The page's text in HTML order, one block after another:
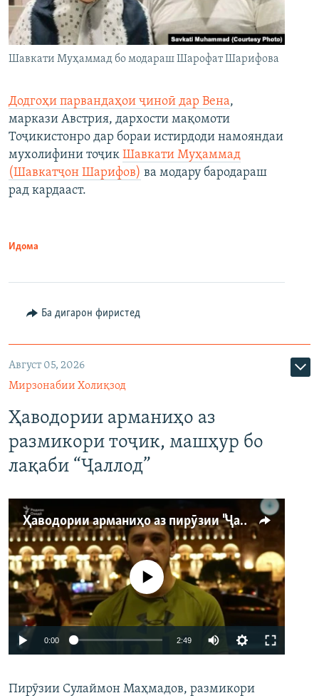
Шавкати Муҳаммад бо модараш Шарофат Шарифова
Додгоҳи парвандаҳои ҷиноӣ дар Вена,
маркази Австрия, дархости мақомоти
Тоҷикистонро дар бораи истирдоди намояндаи
мухолифини тоҷик Шавкати Муҳаммад
(Шавкатҷон Шарифов) ва модару бародараш
рад кардааст.
Идома
Ба дигарон фиристед
Август 05, 2026
Мирзонабии Холиқзод
Ҳаводории арманиҳо аз
размикори тоҷик, машҳур бо
лақаби “Ҷаллод”
Ҳаводории арманиҳо аз пирӯзии "Ҷаллод"-и тоҷик
Феълан кор намекунад
0:00 2:49
360p
Пирӯзии Сулаймон Маҳмадов, размикори